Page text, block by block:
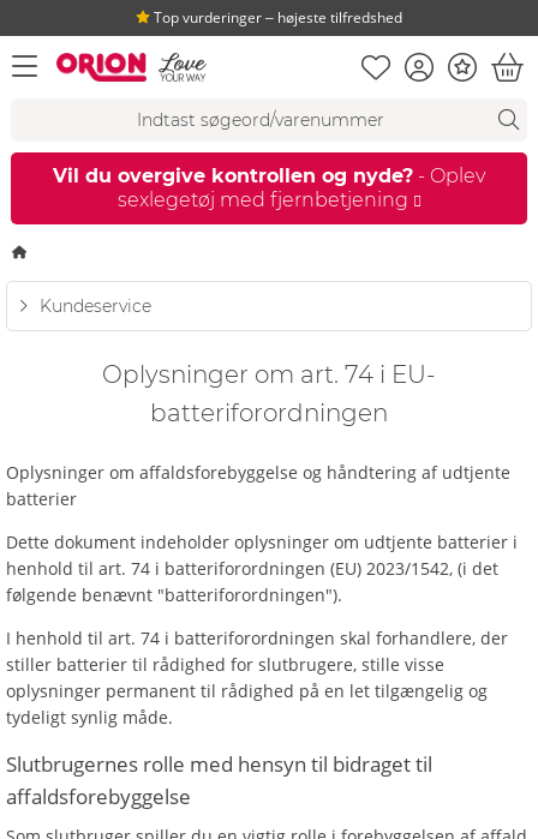
Top vurderinger ‒ højeste tilfredshed
åbn menu Huskeseddel
Kundekonto
Bonus
Vil du overgive kontrollen og nyde? - Oplev
sexlegetøj med fjernbetjening
Startside
Kundeservice
Oplysninger om art. 74 i EU-
batteriforordningen
Oplysninger om affaldsforebyggelse og håndtering af udtjente
batterier
Dette dokument indeholder oplysninger om udtjente batterier i
henhold til art. 74 i batteriforordningen (EU) 2023/1542, (i det
følgende benævnt "batteriforordningen").
I henhold til art. 74 i batteriforordningen skal forhandlere, der
stiller batterier til rådighed for slutbrugere, stille visse
oplysninger permanent til rådighed på en let tilgængelig og
tydeligt synlig måde.
Slutbrugernes rolle med hensyn til bidraget til
affaldsforebyggelse